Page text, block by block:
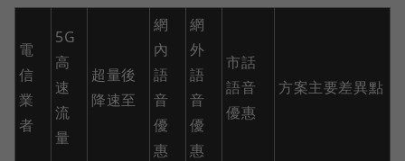
電
信
業
者
5G
高
速
流
量
超量後
降速至
網
內
語
音
優
惠
網
外
語
音
優
惠
市話
語音
優惠
方案主要差異點